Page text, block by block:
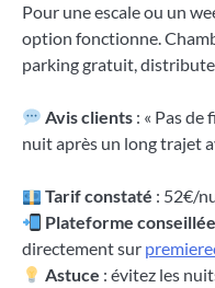
Pour une escale ou un
option fonctionne.
parking gratuit,
Avis clients : « Pas
nuit après un long trajet
Tarif constaté : 52€/
Plateforme conseillée
directement sur
Astuce : évitez les